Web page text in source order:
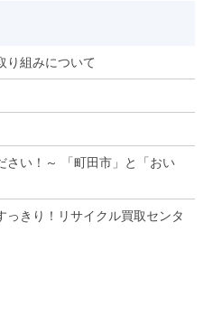
り組みについて
さい！～ 「町田市」と「おい
っきり！リサイクル買取センタ